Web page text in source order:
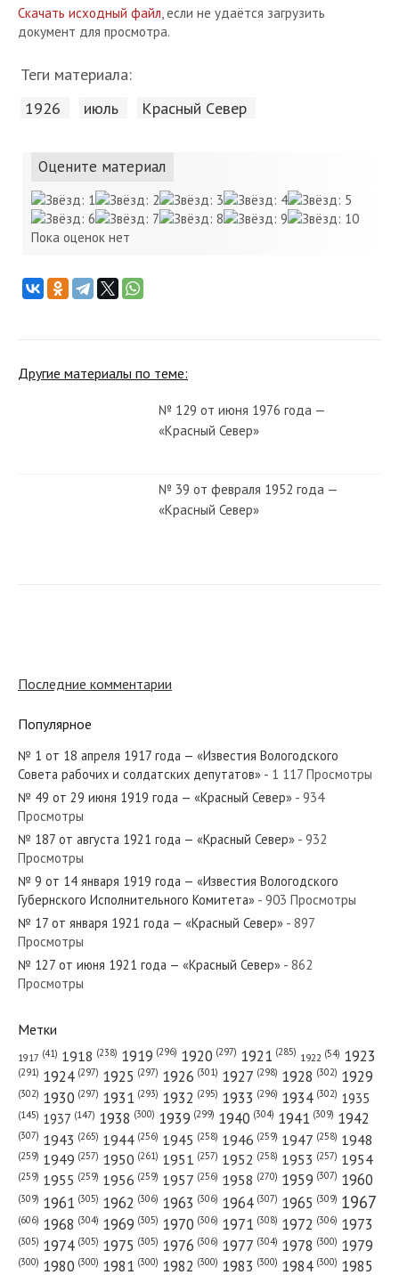
Скачать исходный файл, если не удаётся загрузить
документ для просмотра.
Теги материала:
1926 июль Красный Cевер
Оцените материал
Пока оценок нет
Другие материалы по теме:
№ 129 от июня 1976 года —
«Красный Север»
№ 39 от февраля 1952 года —
«Красный Север»
«Красный Север»
№ 55 от марта 1985 года —
№ 245 от октября 1986 года —
«Красный Север»
№ 92 от апреля 1925 года —
Последние комментарии
Популярное
№ 1 от 18 апреля 1917 года — «Известия Вологодского
Совета рабочих и солдатских депутатов» - 1 117 Просмотры
№ 49 от 29 июня 1919 года — «Красный Север» - 934
Просмотры
№ 187 от августа 1921 года — «Красный Север» - 932
Просмотры
№ 9 от 14 января 1919 года — «Известия Вологодского
Губернского Исполнительного Комитета» - 903 Просмотры
№ 17 от января 1921 года — «Красный Север» - 897
Просмотры
№ 127 от июня 1921 года — «Красный Север» - 862
Просмотры
Метки
1917 (41) 1918 (238) 1919 (296) 1920 (297) 1921 (285) 1922 (54) 1923
(291) 1924 (297) 1925 (297) 1926 (301) 1927 (298) 1928 (302) 1929
(302) 1930 (297) 1931 (293) 1932 (295) 1933 (296) 1934 (302) 1935
(145) 1937 (147) 1938 (300) 1939 (299) 1940 (304) 1941 (309) 1942
(307) 1943 (265) 1944 (256) 1945 (258) 1946 (259) 1947 (258) 1948
(259) 1949 (257) 1950 (261) 1951 (257) 1952 (258) 1953 (257) 1954
(259) 1955 (259) 1956 (259) 1957 (256) 1958 (270) 1959 (307) 1960
(309) 1961 (305) 1962 (306) 1963 (306) 1964 (307) 1965 (309) 1967
(606) 1968 (304) 1969 (305) 1970 (306) 1971 (308) 1972 (306) 1973
(305) 1974 (305) 1975 (305) 1976 (306) 1977 (304) 1978 (300) 1979
(300) 1980 (300) 1981 (300) 1982 (300) 1983 (300) 1984 (300) 1985